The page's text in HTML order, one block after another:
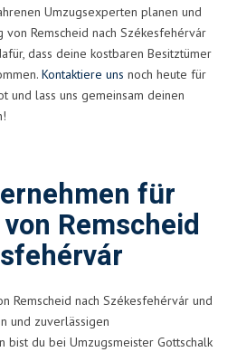
Umzugsexperten planen und
Remscheid nach Székesfehérvár
dass deine kostbaren Besitztümer
Kontaktiere uns noch heute für
und lass uns gemeinsam deinen
für
Remscheid
Remscheid nach Székesfehérvár und
und zuverlässigen
bist du bei Umzugsmeister Gottschalk